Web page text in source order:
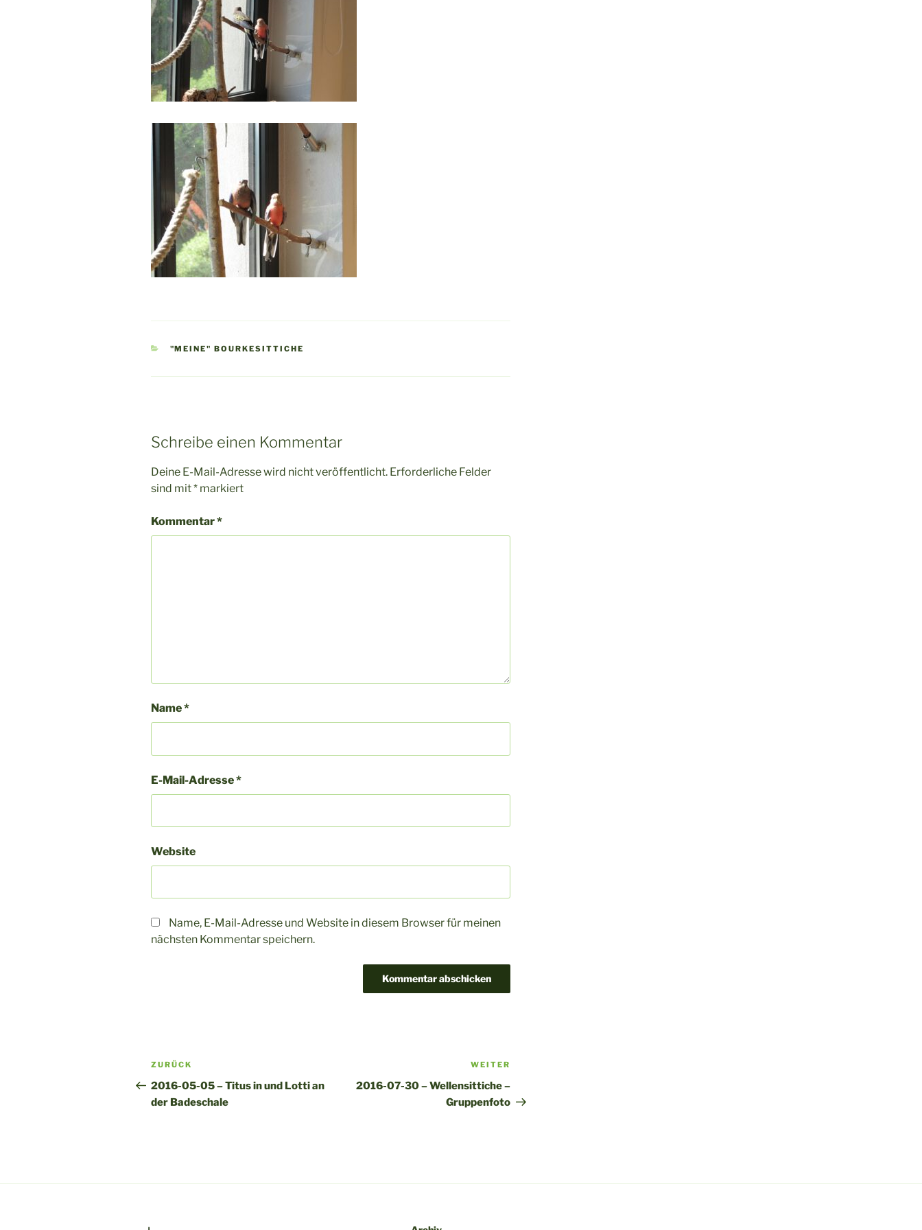
KATEGORIEN
"MEINE" BOURKESITTICHE
Schreibe einen Kommentar
Deine E-Mail-Adresse wird nicht veröffentlicht. Erforderliche Felder
sind mit* markiert
Kommentar*
Name*
E-Mail-Adresse*
Website
Name, E-Mail-Adresse und Website in diesem Browser für meinen
nächsten Kommentar speichern.
e
r
n
e
Beitragsnavigation
Vorheriger
Beitrag
ZURÜCK
2016-05-05 – Titus in und Lotti an
der Badeschale
Beitrag
WEITER
2016-07-30 – Wellensittiche –
Gruppenfoto